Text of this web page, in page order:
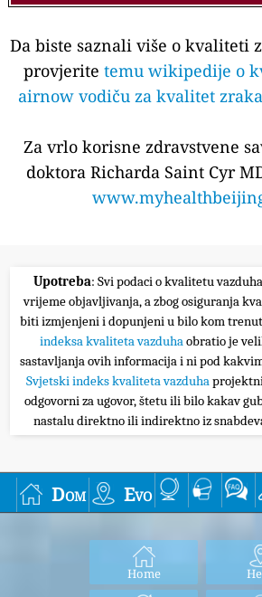
Da biste saznali više o kvaliteti
provjerite temu wikipedije o
airnow vodiču za kvalitet
Za vrlo korisne zdravstvene
doktora Richarda Saint Cyr
Upotreba: Svi podaci o kvalitetu
vrijeme objavljivanja, a zbog osiguranja
biti izmjenjeni i dopunjeni u bilo kom
indeksa kvaliteta vazduhaobratio je
sastavljanja ovih informacija i ni pod
Svjetski indeks kvaliteta vazduha
odgovorni za ugovor, štetu ili bilo kakav
nastalu direktno ili indirektno iz
Dom Evo
Home